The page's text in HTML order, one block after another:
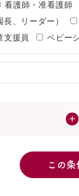
看護師・准看護師
、リーダー）
支援員
ベビー
この条